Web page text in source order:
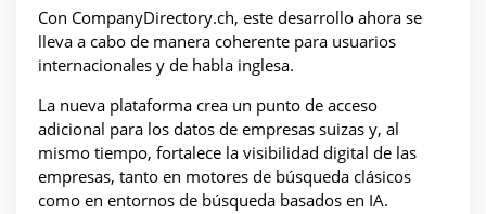
Con CompanyDirectory.ch, este desarrollo ahora se
lleva a cabo de manera coherente para usuarios
internacionales y de habla inglesa.
La nueva plataforma crea un punto de acceso
adicional para los datos de empresas suizas y, al
mismo tiempo, fortalece la visibilidad digital de las
empresas, tanto en motores de búsqueda clásicos
como en entornos de búsqueda basados en IA.